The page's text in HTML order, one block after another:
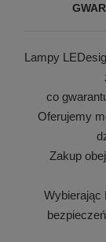
Lampy
co
Oferujemy
Zakup
Wybierając